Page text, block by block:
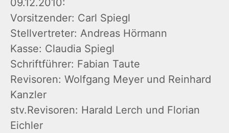
09.12.2010:
Vorsitzender: Carl Spiegl
Stellvertreter: Andreas Hörmann
Kasse: Claudia Spiegl
Schriftführer: Fabian Taute
Revisoren: Wolfgang Meyer und Reinhard
Kanzler
stv.Revisoren: Harald Lerch und Florian
Eichler